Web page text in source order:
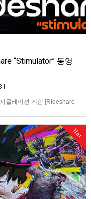
“Stimulator” 동영
뮬레이션 게임 [Rideshare
Hot